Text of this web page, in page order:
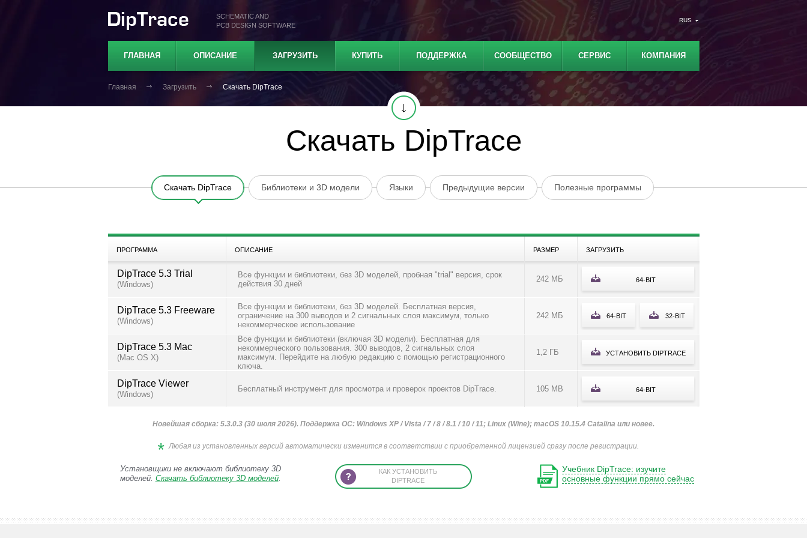
SCHEMATIC AND
PCB DESIGN SOFTWARE
RUS
ГЛАВНАЯ ОПИСАНИЕ ЗАГРУЗИТЬ КУПИТЬ ПОДДЕРЖКА СООБЩЕСТВО СЕРВИС КОМПАНИЯ
Главная Загрузить Скачать DipTrace
Скачать DipTrace
Скачать DipTrace Библиотеки и 3D модели Языки Предыдущие версии Полезные программы
ПРОГРАММА ОПИСАНИЕ РАЗМЕР ЗАГРУЗИТЬ
DipTrace 5.3 Trial
(Windows)
Все функции и библиотеки, без 3D моделей, пробная "trial" версия, срок
действия 30 дней
242 MБ 64-BIT
DipTrace 5.3 Freeware
(Windows)
Все функции и библиотеки, без 3D моделей. Бесплатная версия,
ограничение на 300 выводов и 2 сигнальных слоя максимум, только
некоммерческое использование
242 МБ 64-BIT 32-BIT
DipTrace 5.3 Mac
(Mac OS X)
Все функции и библиотеки (включая 3D модели). Бесплатная для
некоммерческого пользования. 300 выводов, 2 сигнальных слоя
максимум. Перейдите на любую редакцию с помощью регистрационного
ключа.
1,2 ГБ УСТАНОВИТЬ DIPTRACE
DipTrace Viewer
(Windows)
Бесплатный инструмент для просмотра и проверок проектов DipTrace. 105 MB 64-BIT
Новейшая сборка: 5.3.0.3 (30 июля 2026). Поддержка ОС: Windows XP / Vista / 7 / 8 / 8.1 / 10 / 11; Linux (Wine); macOS 10.15.4 Catalina или новее.
* Любая из установленных версий автоматически изменится в соответствии с приобретенной лицензией сразу после регистрации.
Установщики не включают библиотеку 3D
моделей. Скачать библиотеку 3D моделей.
КАК УСТАНОВИТЬ
DIPTRACE
Учебник DipTrace: изучите
основные функции прямо сейчас